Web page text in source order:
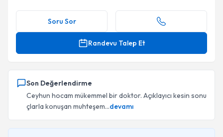
Soru Sor
Randevu Talep Et
Son Değerlendirme
Ceyhun hocam mükemmel bir doktor. Açıklayıcı kesin sonu
çlarla konuşan muhteşem...devamı